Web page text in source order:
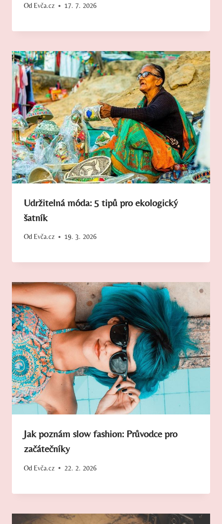
Od Evča.cz 17. 7. 2026
Udržitelná móda: 5 tipů pro ekologický
šatník
Od Evča.cz 19. 3. 2026
Jak poznám slow fashion: Průvodce pro
začátečníky
Od Evča.cz 22. 2. 2026